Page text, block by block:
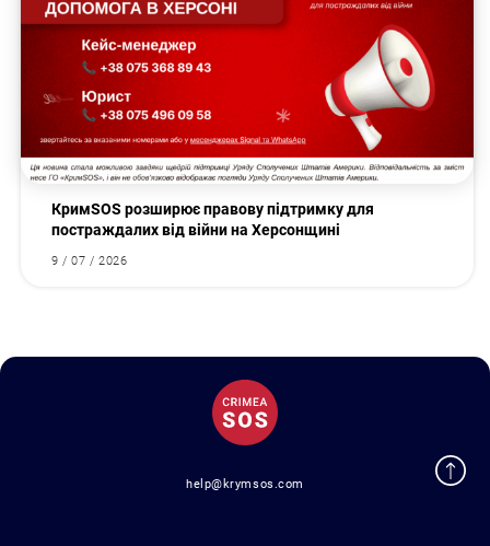
КримSOS розширює правову підтримку для
постраждалих від війни на Херсонщині
9 / 07 / 2026
help@krymsos.com